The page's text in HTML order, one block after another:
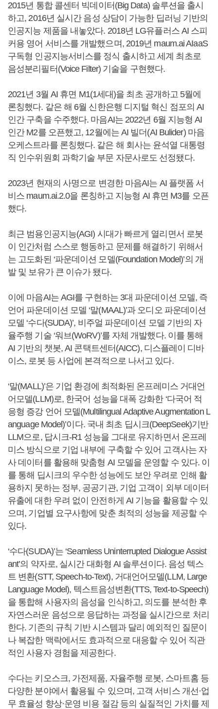
2015년 통합 콜센터 빅데이터(Big Data) 솔루션을 출시
하고, 2016년 실시간 음성 상담이 가능한 딥러닝 기반의
인공지능 제품을 내놓았다. 2018년 LG유플러스 AI 스피
커용 영어 서비스를 개발했으며, 2019년 maum.ai AIaaS
구독형 인공지능서비스를 정식 출시하고 세계 최초로
음성분리필터(Voice Filter) 기술을 구현했다.
2021년 3월 AI 휴면 M1(1세대)을 최초 공개하고 5월에
론칭했다. 같은 해 6월 신한은행 디지털 혁신 점포의 AI
인간 구축을 수주했다. 마음AI는 2022년 6월 지능형 AI
인간 M2를 오픈했고, 12월에는 AI 빌더(AI Bulider) 마음
오케스트라를 론칭했다. 같은 해 회사는 윤석열 대통령
직 인수위원회 과학기술 부문 자문사로도 선정됐다.
2023년 현재의 사명으로 변경한 마음AI는 AI 플랫폼 서
비스 maum.ai.2.0을 론칭하고 지능형 AI 휴면 M3를 오픈
했다.
최근 범용인공지능(AGI) 시대가 빠르게 열리면서 로봇
이 인간처럼 스스로 행동하고 문제를 해결하기 위해서
는 고도화된 ‘파운데이션 모델(Foundation Model)’의 개
발 및 보유가 큰 이슈가 됐다.
이에 마음AI는 AGI를 구현하는 3대 파운데이션 모델, 즉
언어 파운데이션 모델 ‘말(MAAL)’과 오디오 파운데이션
모델 ‘수다(SUDA)’, 비주얼 파운데이션 모델 기반의 자
율주행 기술 ‘워브(WoRV)’를 자체 개발했다. 이를 통해
AI 기반의 챗봇, AI 콘택트센터(AICC), 디스플레이 디바
이스, 로봇 등 사업에 본격적으로 나서고 있다.
‘말(MALL)’은 기업 환경에 최적화된 온프레미스 거대언
어모델(LLM)로, 한국어 성능을 대폭 강화한 ‘다국어 적
응형 증강 언어 모델(Multilingual Adaptive Augmentation L
anguage Model)’이다. 국내 최초 딥시크(DeepSeek)기반
LLM으로, 답시크-R1 성능을 그대로 유지하면서 온프레
미스 방식으로 기업 내부에 구축할 수 있어 고객사는 자
사 데이터를 활용해 맞춤형 AI 모델을 운영할 수 있다. 이
를 통해 딥시크의 우수한 성능에도 보안 우려로 인해 활
용하지 못하는 정부, 공공기관, 기업 고객이 외부 데이터
유출에 대한 우려 없이 안전하게 AI 기능을 활용할 수 있
으며, 기업별 요구사항에 맞춘 최적의 성능을 제공할 수
있다.
‘수다(SUDA)’는 ‘Seamless Uninterrupted Dialogue Assist
ant’의 약자로, 실시간 대화형 AI 솔루션이다. 음성 텍스
트 변환(STT, Speech-to-Text), 거대언어모델(LLM, Large
Language Model), 텍스트음성변환(TTS, Text-to-Speech)
을 통합해 사용자의 음성을 인식하고, 의도를 분석한 후
자연스러운 음성으로 응답하는 과정을 실시간으로 처리
한다. 기존의 규칙 기반 시스템과 달리 예외적인 질문이
나 복잡한 맥락에서도 효과적으로 대응할 수 있어 직관
적인 사용자 경험을 제공한다.
수다는 키오스크, 가전제품, 자율주행 로봇, 스마트홈 등
다양한 분야에서 활용될 수 있으며, 고객 서비스 개선·업
무 효율성 향상·운영 비용 절감 등의 실질적인 가치를 제